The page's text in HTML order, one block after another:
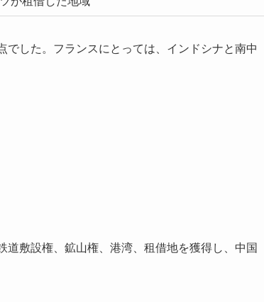
した。フランスにとっては、インドシナと南中
敷設権、鉱山権、港湾、租借地を獲得し、中国